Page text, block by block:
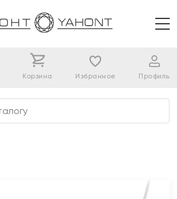
Корзина Избранное Профиль